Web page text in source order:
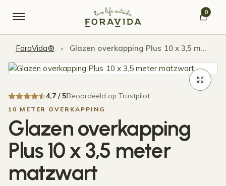
0
ForaVida® » Glazen overkapping Plus 10 x 3,5 meter matzwart
4,7 / 5Beoordeeld op Trustpilot
10 METER OVERKAPPING
Glazen overkapping
Plus 10 x 3,5 meter
matzwart